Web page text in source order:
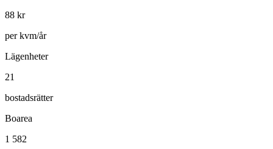
88 kr
per kvm/år
Lägenheter
21
bostadsrätter
Boarea
1 582